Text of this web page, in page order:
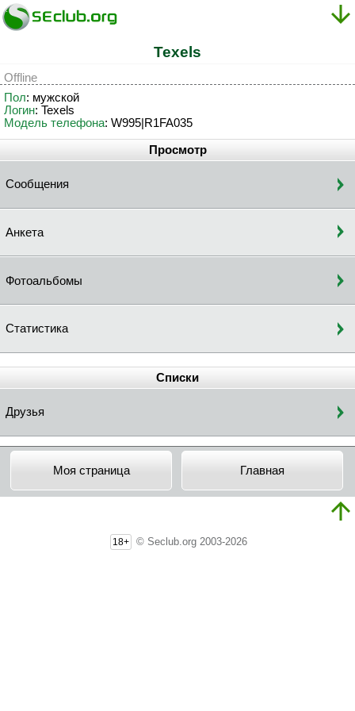
Texels
Offline
Пол: мужской
Логин: Texels
Модель телефона: W995|R1FA035
Просмотр
Сообщения
Анкета
Фотоальбомы
Статистика
Списки
Друзья
Моя страница Главная
18+ © Seclub.org 2003-2026